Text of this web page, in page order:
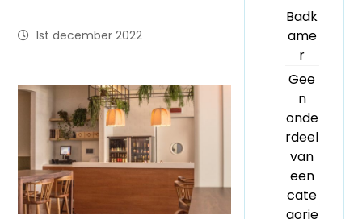
1st december 2022
Badk
ame
r
Gee
n
onde
rdeel
van
een
cate
gorie